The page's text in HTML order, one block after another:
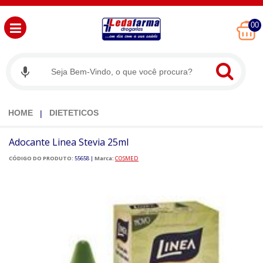
00
HOME DIETETICOS
Adocante Linea Stevia 25ml
CÓDIGO DO PRODUTO: 55658 | Marca: COSMED